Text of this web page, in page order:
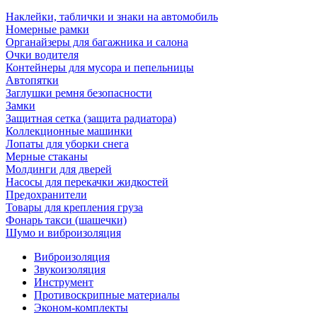
Наклейки, таблички и знаки на автомобиль
Номерные рамки
Органайзеры для багажника и салона
Очки водителя
Контейнеры для мусора и пепельницы
Автопятки
Заглушки ремня безопасности
Замки
Защитная сетка (защита радиатора)
Коллекционные машинки
Лопаты для уборки снега
Мерные стаканы
Молдинги для дверей
Насосы для перекачки жидкостей
Предохранители
Товары для крепления груза
Фонарь такси (шашечки)
Шумо и виброизоляция
Виброизоляция
Звукоизоляция
Инструмент
Противоскрипные материалы
Эконом-комплекты